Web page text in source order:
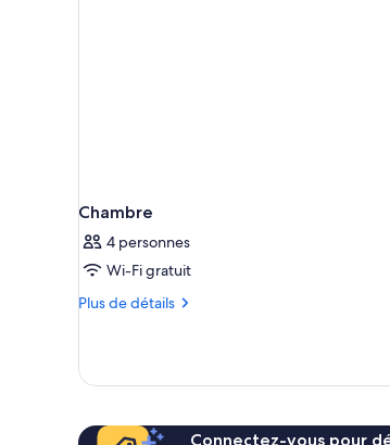
Chambre
4 personnes
Wi-Fi gratuit
Plus de détails
Plus
le
chambre
Connectez-vous pour